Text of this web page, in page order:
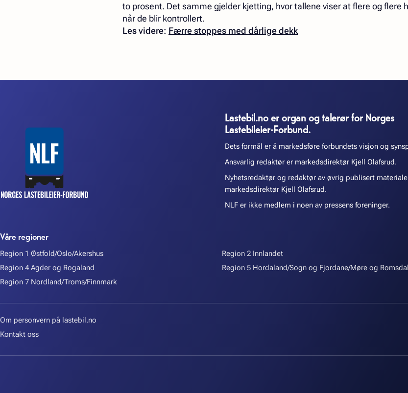
to prosent. Det samme gjelder kjetting, hvor tallene viser at flere og flere
når de blir kontrollert.
Les videre: Færre stoppes med dårlige dekk
Lastebil.no er organ og talerør for Norges
Lastebileier-Forbund.
Dets formål er å markedsføre forbundets visjon og
Ansvarlig redaktør er markedsdirektør Kjell Olafsrud.
Nyhetsredaktør og redaktør av øvrig publisert
markedsdirektør Kjell Olafsrud.
NLF er ikke medlem i noen av pressens foreninger.
Våre regioner
Region 1 Østfold/Oslo/Akershus Region 2 Innlandet
Region 4 Agder og Rogaland
Region 5 Hordaland/Sogn og Fjordane/Møre og Romsdal
Region 7 Nordland/Troms/Finnmark
Om personvern på lastebil.no
Kontakt oss